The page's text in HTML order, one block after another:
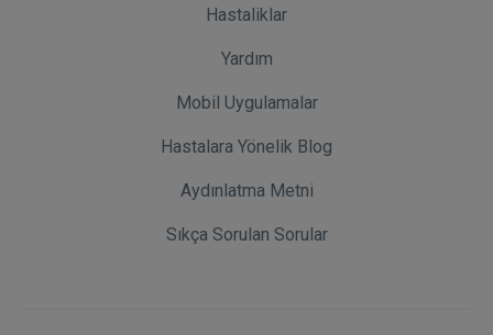
Hastaliklar
Yardım
Mobil Uygulamalar
Hastalara Yönelik Blog
Aydınlatma Metni
Sıkça Sorulan Sorular